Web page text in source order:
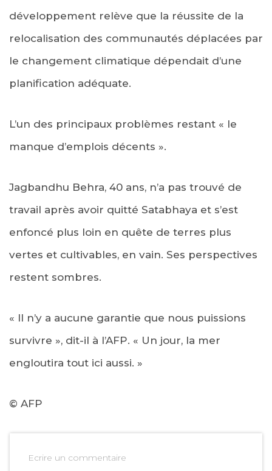
développement relève que la réussite de la
relocalisation des communautés déplacées par
le changement climatique dépendait d’une
planification adéquate.
L’un des principaux problèmes restant « le
manque d’emplois décents ».
Jagbandhu Behra, 40 ans, n’a pas trouvé de
travail après avoir quitté Satabhaya et s’est
enfoncé plus loin en quête de terres plus
vertes et cultivables, en vain. Ses perspectives
restent sombres.
« Il n’y a aucune garantie que nous puissions
survivre », dit-il à l’AFP. « Un jour, la mer
engloutira tout ici aussi. »
© AFP
Ecrire un commentaire